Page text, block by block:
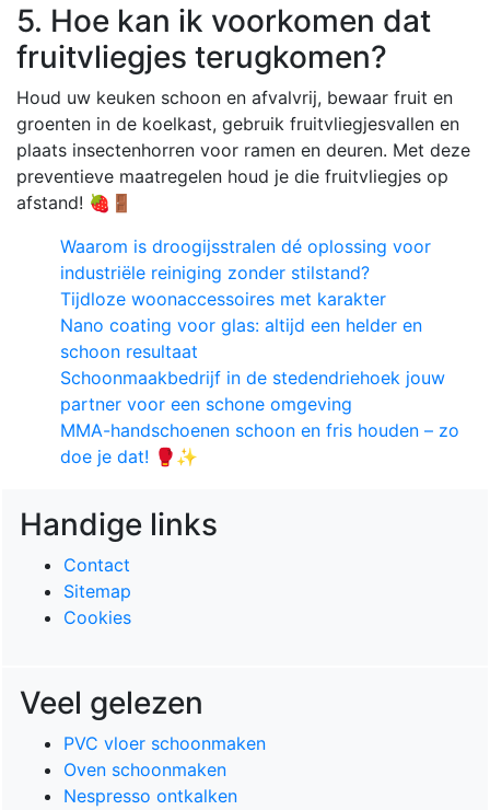
5. Hoe kan ik voorkomen dat
fruitvliegjes terugkomen?
Houd uw keuken schoon en afvalvrij, bewaar fruit en
groenten in de koelkast, gebruik fruitvliegjesvallen en
plaats insectenhorren voor ramen en deuren. Met deze
preventieve maatregelen houd je die fruitvliegjes op
afstand! 🍓🚪
Waarom is droogijsstralen dé oplossing voor
industriële reiniging zonder stilstand?
Tijdloze woonaccessoires met karakter
Nano coating voor glas: altijd een helder en
schoon resultaat
Schoonmaakbedrijf in de stedendriehoek jouw
partner voor een schone omgeving
MMA-handschoenen schoon en fris houden – zo
doe je dat! 🥊✨
Handige links
Contact
Sitemap
Cookies
Veel gelezen
PVC vloer schoonmaken
Oven schoonmaken
Nespresso ontkalken